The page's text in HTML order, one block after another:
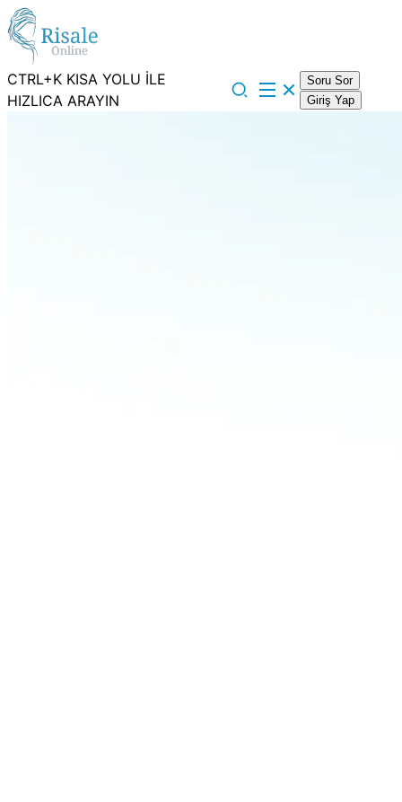
CTRL+K KISA YOLU İLE
HIZLICA ARAYIN
Soru Sor
Giriş Yap